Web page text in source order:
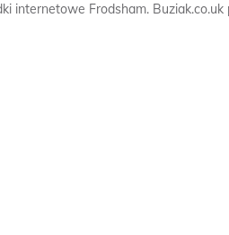
internetowe Frodsham.